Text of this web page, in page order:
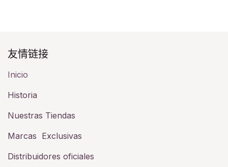
友情链接​
Inicio
Historia​
Nuestras Tiendas
Marcas Exclusivas
Distribuidores oficiales